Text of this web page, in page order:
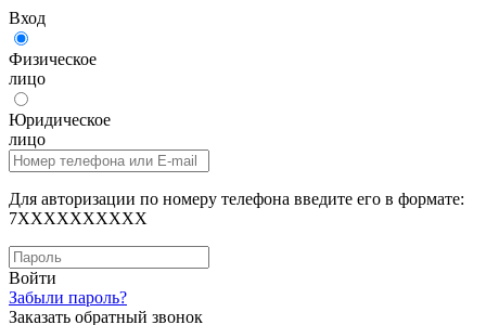
Вход
Физическое
лицо
Юридическое
лицо
Для авторизации по номеру телефона введите его в формате:
7XXXXXXXXXX
Войти
Забыли пароль?
Заказать обратный звонок